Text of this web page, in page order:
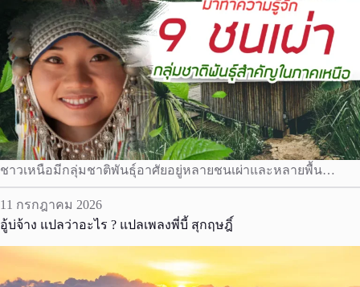
ชาวเหนือมีกลุ่มชาติพันธุ์อาศัยอยู่หลายชนเผ่าและหลายพื้น…
11 กรกฎาคม 2026
อู้บ่จ้าง แปลว่าอะไร ? แปลเพลงพี่บี้ สุกฤษฎิ์